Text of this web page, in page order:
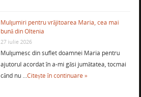
Mulţumiri pentru vrăjitoarea Maria, cea mai
bună din Oltenia
27 iulie 2026
Mulţumesc din suflet doamnei Maria pentru
ajutorul acordat în a-mi găsi jumătatea, tocmai
când nu …Citește în continuare »